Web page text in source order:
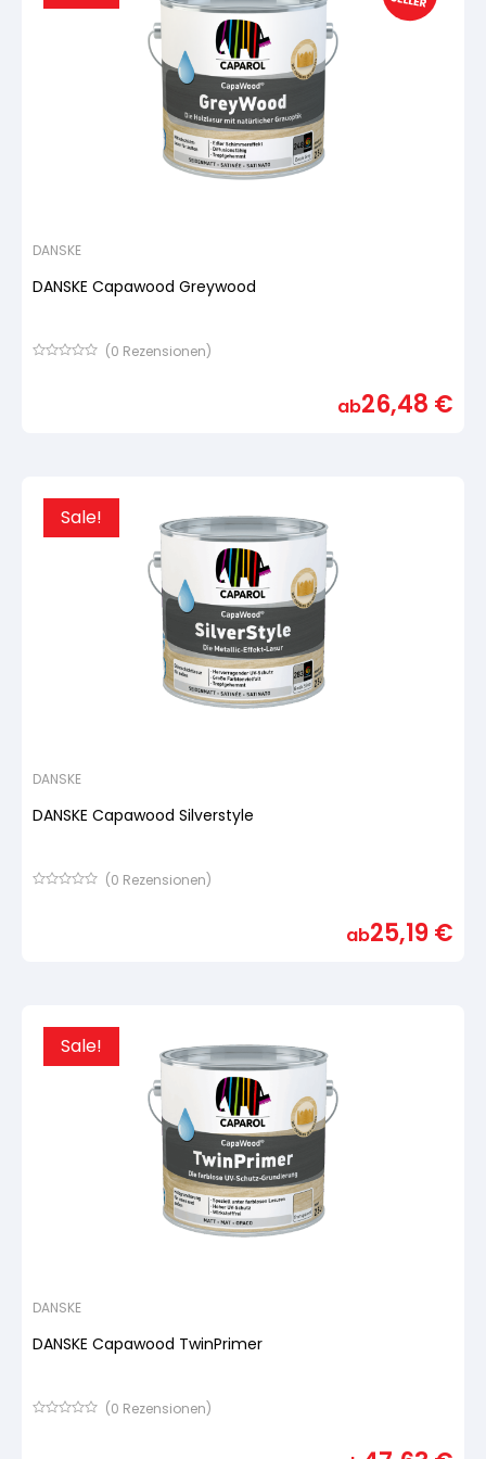
DANSKE
DANSKE Capawood Greywood
(0 Rezensionen)
ab26,48 €
Sale!
DANSKE
DANSKE Capawood Silverstyle
(0 Rezensionen)
ab25,19€
Sale!
DANSKE
DANSKE Capawood TwinPrimer
(0 Rezensionen)